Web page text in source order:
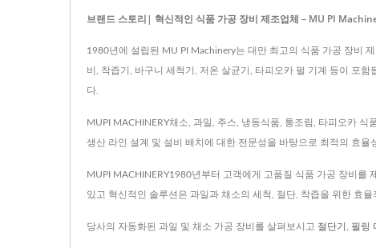
브랜드 스토리| 혁신적인 식품 가공 장비 제조업체 – MU PI
1980년에 설립된 MU PI Machinery는 대만 최고의 식품 가공 장비
비, 착즙기, 바구니 세척기, 저온 살균기, 타피오카 펄 기계 등이 포
다.
MUPI MACHINERY채소, 과일, 주스, 냉동식품, 통조림, 타피오카
생산 라인 설계 및 설비 배치에 대한 전문성을 바탕으로 최적의 효
MUPI MACHINERY1980년부터 고객에게 고품질 식품 가공 장비를
있고 혁신적인 솔루션은 과일과 채소의 세척, 절단, 착즙을 위한 효
당사의 자동화된 과일 및 채소 가공 장비를 살펴보시고 절단기 필링